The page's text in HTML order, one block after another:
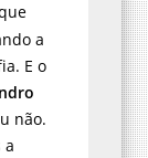
a
E o
não.
a